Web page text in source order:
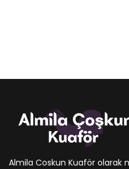
Almila Coskun Kuaför olarak